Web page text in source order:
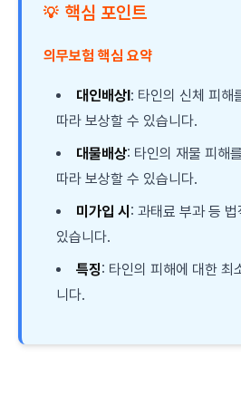
💡 핵심 포인트
의무보험 핵심 요약
대인배상Ⅰ: 타인의 신체 피해
따라 보상할 수 있습니다.
대물배상: 타인의 재물 피해
따라 보상할 수 있습니다.
미가입 시 : 과태료 부과 등
있습니다.
특징: 타인의 피해에 대한 최
니다.